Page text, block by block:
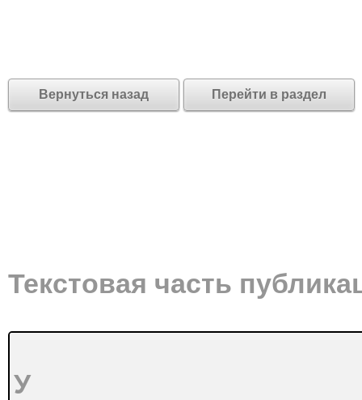
Вернуться назад Перейти в раздел
Текстовая часть
У